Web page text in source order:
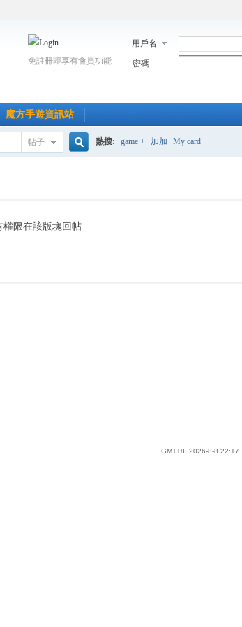
用戶名
密碼
免註冊即享有會員功能
魔方手遊資訊站
帖子
索
熱搜: game + 加加 My card
權限在該版塊回帖
GMT+8, 2026-8-8 22:17